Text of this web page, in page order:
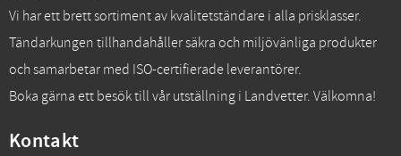
Vi har ett brett sortiment av kvalitetständare i alla prisklasser.
Tändarkungen tillhandahåller säkra och miljövänliga produkter
och samarbetar med ISO-certifierade leverantörer.
Boka gärna ett besök till vår utställning i Landvetter. Välkomna!
Kontakt